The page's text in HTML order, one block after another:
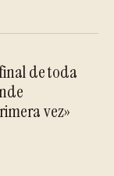
de toda
vez»